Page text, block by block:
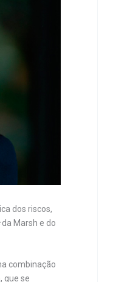
dos riscos,
da Marsh e do
combinação
que se